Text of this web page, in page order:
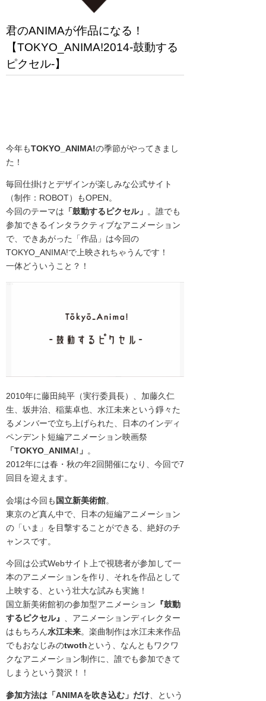
君のANIMAが作品になる！
【TOKYO_ANIMA!2014-鼓動する
ピクセル-】
今年もTOKYO_ANIMA!の季節がやってきまし
た！
毎回仕掛けとデザインが楽しみな公式サイト
（制作：ROBOT）もOPEN。
今回のテーマは 「鼓動するピクセル」 。誰でも
参加できるインタラクティブなアニメーション
で、できあがった「作品」は今回の
TOKYO_ANIMA!で上映されちゃうんです！
一体どういうこと？！
2010年に藤田純平（実行委員長）、加藤久仁
生、坂井治、稲葉卓也、水江未来という錚々た
るメンバーで立ち上げられた、日本のインディ
ペンデント短編アニメーション映画祭
「TOKYO_ANIMA!」 。
2012年には春・秋の年2回開催になり、今回で7
回目を迎えます。
会場は今回も 国立新美術館。
東京のど真ん中で、日本の短編アニメーション
の「いま」を目撃することができる、絶好のチ
ャンスです。
今回は公式Webサイト上で視聴者が参加して一
本のアニメーションを作り、それを作品として
上映する、という壮大な試みも実施！
国立新美術館初の参加型アニメーション 『鼓動
するピクセル』
、アニメーションディレクター
はもちろん水江未来。楽曲制作は水江未来作品
でもおなじみのtwothという、なんともワクワ
クなアニメーション制作に、誰でも参加できて
しまうという贅沢！！
参加方法は「ANIMAを吹き込む」だけ 、という